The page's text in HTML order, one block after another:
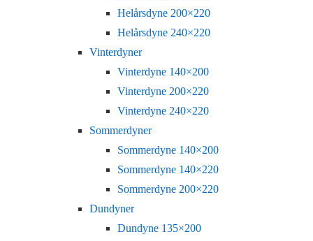
Helårsdyne 200×220
Helårsdyne 240×220
Vinterdyner
Vinterdyne 140×200
Vinterdyne 200×220
Vinterdyne 240×220
Sommerdyner
Sommerdyne 140×200
Sommerdyne 140×220
Sommerdyne 200×220
Dundyner
Dundyne 135×200